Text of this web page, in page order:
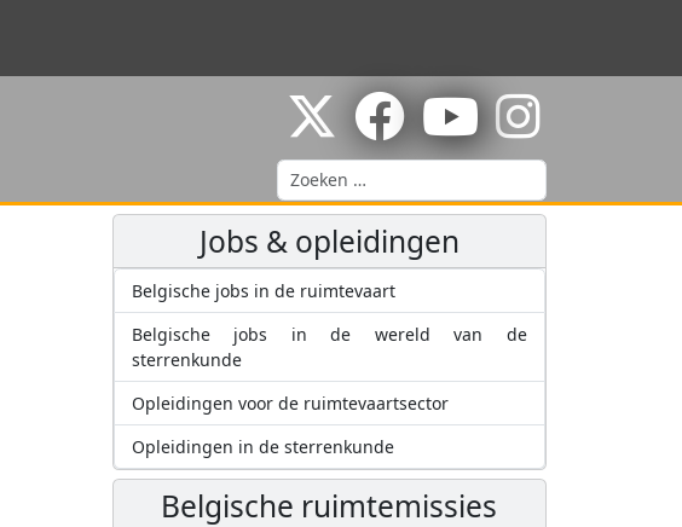
Zoeken
Jobs & opleidingen
Belgische jobs in de ruimtevaart
Belgische jobs in de wereld van de
sterrenkunde
Opleidingen voor de ruimtevaartsector
Opleidingen in de sterrenkunde
Belgische ruimtemissies